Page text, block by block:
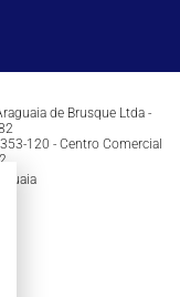
de Brusque Ltda -
120 - Centro Comercial